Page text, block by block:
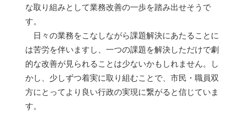
な取り組みとして業務改善の一歩を踏み出せそうで
す。
日々の業務をこなしながら課題解決にあたることに
は苦労を伴いますし、一つの課題を解決しただけで劇
的な改善が見られることは少ないかもしれません。し
かし、少しずつ着実に取り組むことで、市民・職員双
方にとってより良い行政の実現に繋がると信じていま
す。